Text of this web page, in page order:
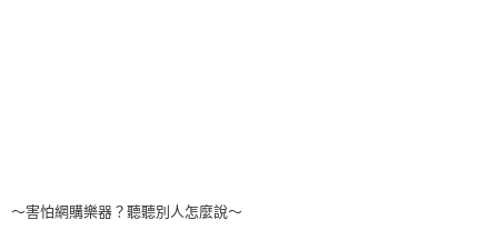
～害怕網購樂器？聽聽別人怎麼說～